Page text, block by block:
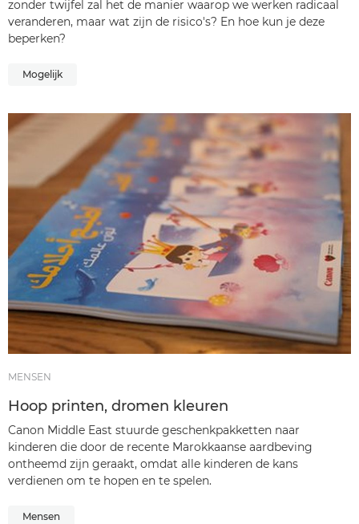
zonder twijfel zal het de manier waarop we werken radicaal
veranderen, maar wat zijn de risico's? En hoe kun je deze
beperken?
Mogelijk
MENSEN
Hoop printen, dromen kleuren
Canon Middle East stuurde geschenkpakketten naar
kinderen die door de recente Marokkaanse aardbeving
ontheemd zijn geraakt, omdat alle kinderen de kans
verdienen om te hopen en te spelen.
Mensen